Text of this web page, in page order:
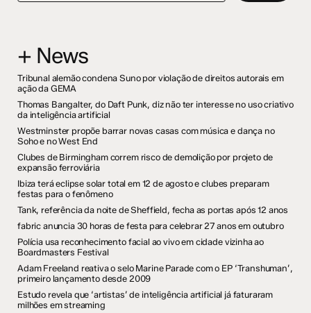
+ News
Tribunal alemão condena Suno por violação de direitos autorais em
ação da GEMA
Thomas Bangalter, do Daft Punk, diz não ter interesse no uso criativo
da inteligência artificial
Westminster propõe barrar novas casas com música e dança no
Soho e no West End
Clubes de Birmingham correm risco de demolição por projeto de
expansão ferroviária
Ibiza terá eclipse solar total em 12 de agosto e clubes preparam
festas para o fenômeno
Tank, referência da noite de Sheffield, fecha as portas após 12 anos
fabric anuncia 30 horas de festa para celebrar 27 anos em outubro
Polícia usa reconhecimento facial ao vivo em cidade vizinha ao
Boardmasters Festival
Adam Freeland reativa o selo Marine Parade com o EP ‘Transhuman’,
primeiro lançamento desde 2009
Estudo revela que ‘artistas’ de inteligência artificial já faturaram
milhões em streaming